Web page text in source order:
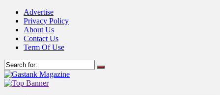
Advertise
Privacy Policy
About Us
Contact Us
Term Of Use